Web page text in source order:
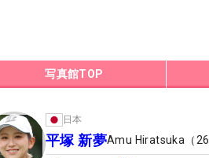
写真館TOP
日本
平塚 新夢Amu Hiratsuka （26